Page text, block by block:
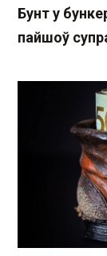
Бунт у
пайшоў